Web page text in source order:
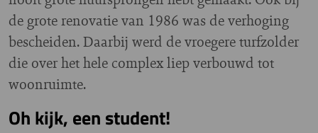
de grote renovatie van 1986 was de verhoging
bescheiden. Daarbij werd de vroegere turfzolder
die over het hele complex liep verbouwd tot
woonruimte.
Oh kijk, een student!